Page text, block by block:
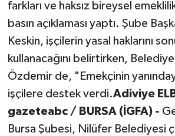
farkları ve haksız bireysel
basın açıklaması yaptı. Şube
Keskin, işçilerin yasal haklarını
kullanacağını belirtirken, Belediye
Özdemir de, "Emekçinin
işçilere destek verdi.Adiviye
gazeteabc / BURSA (İGFA) -
Bursa Şubesi, Nilüfer Belediyesi